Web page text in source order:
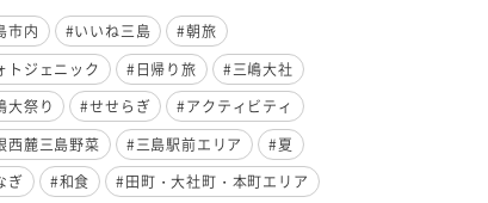
市内 #いいね三島
#朝旅
トジェニック
#日帰り旅
#三嶋大社
大祭り
#せせらぎ
#アクティビティ
西麓三島野菜
#三島駅前エリア
#夏
ぎ
#和食 #田町・大社町・本町エリア